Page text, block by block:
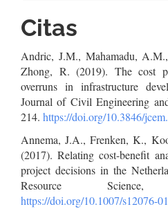
Citas
Andric, J.M., Mahamadu,
Zhong, R. (2019). The cost
overruns in infrastructure
Journal of Civil Engineering
214. https://doi.org/10.3846/
Annema, J.A., Frenken, K.,
(2017). Relating cost-benefit
project decisions in the
Resource
https://doi.org/10.1007/s12076-